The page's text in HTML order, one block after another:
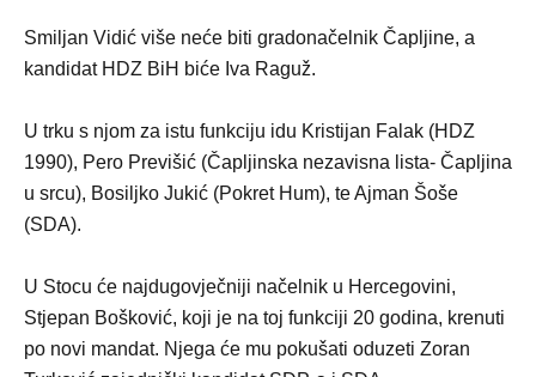
Smiljan Vidić više neće biti gradonačelnik Čapljine, a
kandidat HDZ BiH biće Iva Raguž.
U trku s njom za istu funkciju idu Kristijan Falak (HDZ
1990), Pero Previšić (Čapljinska nezavisna lista- Čapljina
u srcu), Bosiljko Jukić (Pokret Hum), te Ajman Šoše
(SDA).
U Stocu će najdugovječniji načelnik u Hercegovini,
Stjepan Bošković, koji je na toj funkciji 20 godina, krenuti
po novi mandat. Njega će mu pokušati oduzeti Zoran